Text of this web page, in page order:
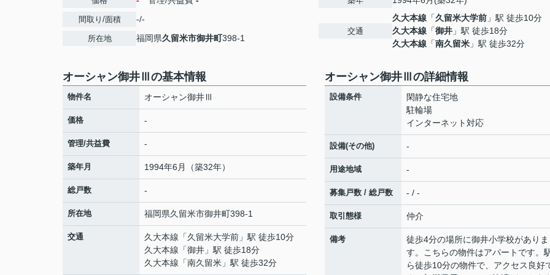
間取り/面積 -/-
所在地 福岡県久留米市御井町398-1
交通
久大本線 「久留米大学前 」駅 徒歩10分
久大本線 「御井 」駅 徒歩18分
久大本線 「南久留米 」駅 徒歩32分
オーシャン御井Ⅲの基本情報
物件名 オーシャン御井Ⅲ
価格 -
管理/共益費 -
築年月 1994年6月（築32年）
総戸数 -
所在地 福岡県久留米市御井町398-1
交通 久大本線 「久留米大学前 」駅 徒歩10分
久大本線 「御井 」駅 徒歩18分
久大本線 「南久留米 」駅 徒歩32分
オーシャン御井Ⅲの詳細情報
設備条件
閑静な住宅地
駐輪場
インターネット対応
設備(その他) -
用途地域 -
募集戸数 / 総戸数 - / -
取引態様 仲介
備考
徒歩4分の場所に御井小学校がありま
す。こちらの物件はアパートです。
ら徒歩10分の物件で、アクセス良好